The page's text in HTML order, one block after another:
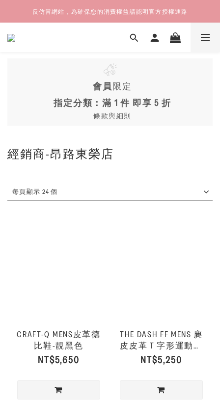
反仿冒網站，為確保您的消費權益請認明官方授權通路
會員 限定
指定分類：滿 1 件 即享 5 折
條款與細則
經銷商-昂路東榮店
每頁顯示 24 個
CRAFT-Q MENS皮革德
比鞋-靚黑色
NT$5,650
THE DASH FF MENS 麂
皮皮革 T 字形運動風
休閒鞋-深梅洛紅/奶油
色
NT$5,250